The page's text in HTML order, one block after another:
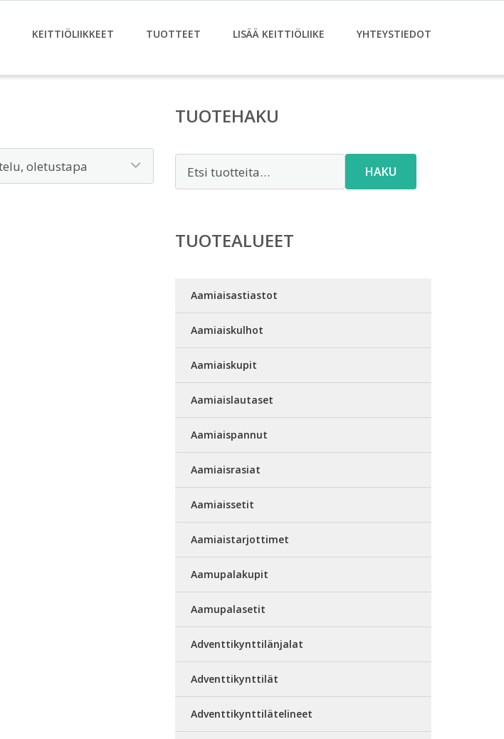
KEITTIÖLIIKKEET TUOTTEET LISÄÄ KEITTIÖLIIKE YHTEYSTIEDOT
TUOTEHAKU
HAKU
TUOTEALUEET
Aamiaisastiastot
Aamiaiskulhot
Aamiaiskupit
Aamiaislautaset
Aamiaispannut
Aamiaisrasiat
Aamiaissetit
Aamiaistarjottimet
Aamupalakupit
Aamupalasetit
Adventtikynttilänjalat
Adventtikynttilät
Adventtikynttilätelineet